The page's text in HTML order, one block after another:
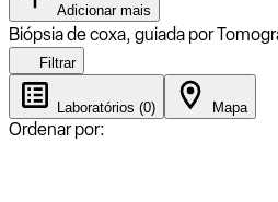
Adicionar mais
Biópsia de coxa, guiada por
Filtrar
Laboratórios (0) Mapa
Ordenar por: